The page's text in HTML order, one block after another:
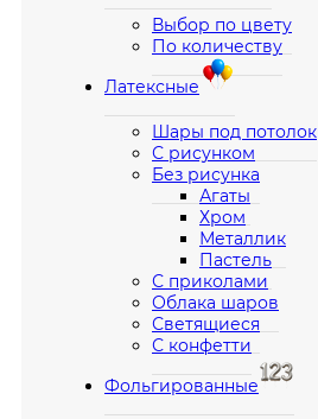
Выбор по цвету
По количеству
Латексные
Шары под потолок
С рисунком
Без рисунка
Агаты
Хром
Металлик
Пастель
С приколами
Облака шаров
Светящиеся
С конфетти
Фольгированные